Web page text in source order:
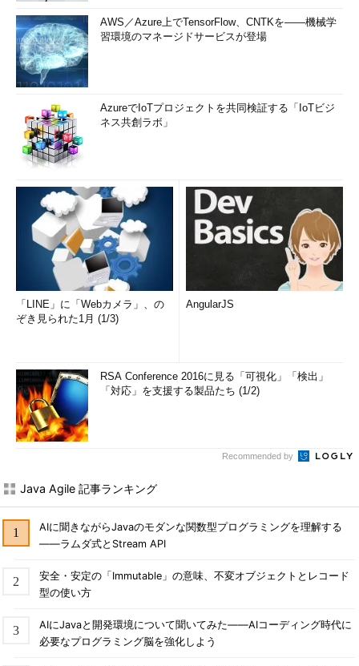
AWS／Azure上でTensorFlow、CNTKを――機械学
習環境のマネージドサービスが登場
AzureでIoTプロジェクトを共同検証する「IoTビジ
ネス共創ラボ」
「LINE」に「Webカメラ」、の
ぞき見られた1月 (1/3)
AngularJS
RSA Conference 2016に見る「可視化」「検出」
「対応」を支援する製品たち (1/2)
Recommended by
Java Agile 記事ランキング
AIに聞きながらJavaのモダンな関数型プログラミングを理解する
――ラムダ式とStream API
安全・安定の「Immutable」の意味、不変オブジェクトとレコード
型の使い方
AIにJavaと開発環境について聞いてみた――AIコーディング時代に
必要なプログラミング脳を強化しよう